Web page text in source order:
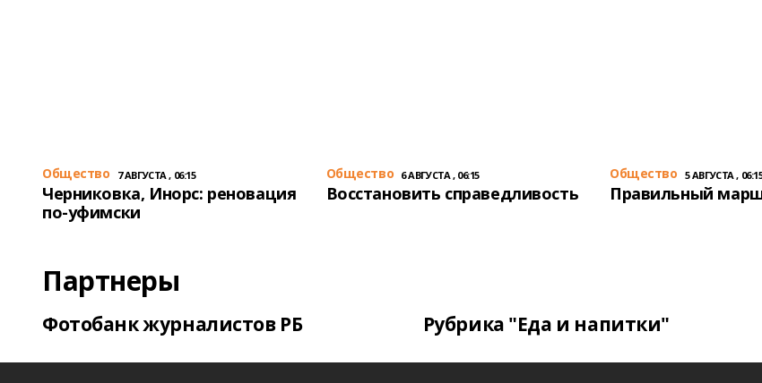
Общество 7 АВГУСТА , 06:15
Черниковка, Инорс: реновация
по-уфимски
Общество 6 АВГУСТА , 06:15
Восстановить справедливость
Общество 5 АВГУСТА ,
Правильный
Партнеры
Фотобанк журналистов РБ Рубрика "Еда и напитки"